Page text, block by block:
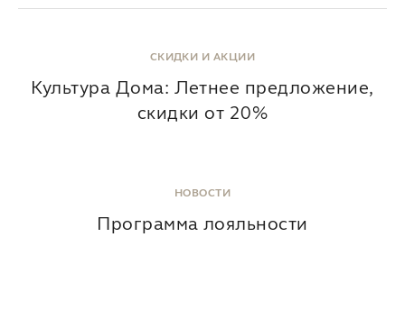
СКИДКИ И АКЦИИ
Культура Дома: Летнее предложение,
скидки от 20%
НОВОСТИ
Программа лояльности